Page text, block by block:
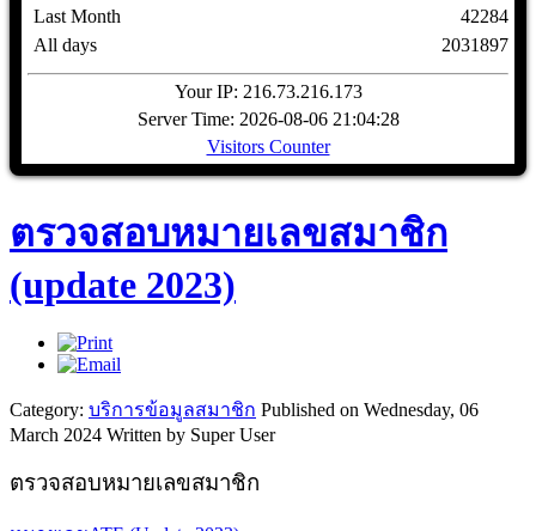
Last Month
All days
42284
2031897
Your IP: 216.73.216.173
Server Time: 2026-08-06 21:04:28
Visitors Counter
ตรวจสอบหมายเลขสมาชิก
(update 2023)
Category: บริการข้อมูลสมาชิก Published on Wednesday, 06
March 2024 Written by Super User
ตรวจสอบหมายเลขสมาชิก